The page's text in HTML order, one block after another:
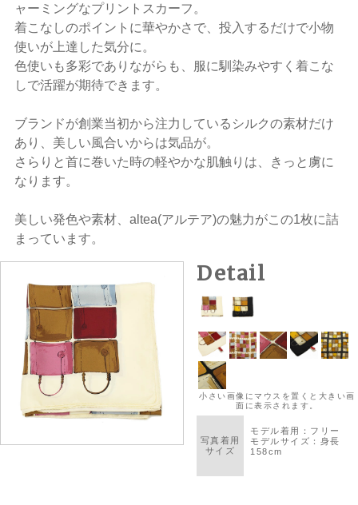
ャーミングなプリントスカーフ。
着こなしのポイントに華やかさで、投入するだけで小物
使いが上達した気分に。
色使いも多彩でありながらも、服に馴染みやすく着こな
しで活躍が期待できます。
ブランドが創業当初から注力しているシルクの素材だけ
あり、美しい風合いからは気品が。
さらりと首に巻いた時の軽やかな肌触りは、きっと虜に
なります。
美しい発色や素材、altea(アルテア)の魅力がこの1枚に詰
まっています。